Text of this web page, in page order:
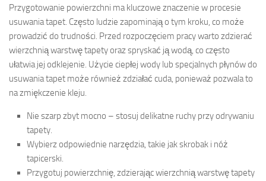
Przygotowanie powierzchni ma kluczowe znaczenie w procesie
usuwania tapet. Często ludzie zapominają o tym kroku, co może
prowadzić do trudności. Przed rozpoczęciem pracy warto zdzierać
wierzchnią warstwę tapety oraz spryskać ją wodą, co często
ułatwia jej odklejenie. Użycie ciepłej wody lub specjalnych płynów do
usuwania tapet może również zdziałać cuda, ponieważ pozwala to
na zmiękczenie kleju.
Nie szarp zbyt mocno – stosuj delikatne ruchy przy odrywaniu
tapety.
Wybierz odpowiednie narzędzia, takie jak skrobak i nóż
tapicerski.
Przygotuj powierzchnię, zdzierając wierzchnią warstwę tapety